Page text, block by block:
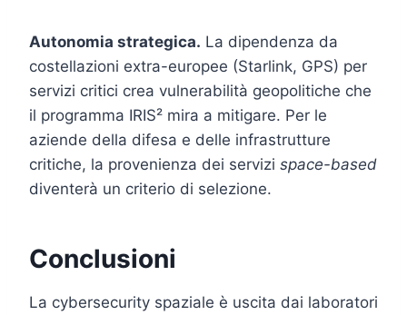
Autonomia strategica. La dipendenza da
costellazioni extra-europee (Starlink, GPS) per
servizi critici crea vulnerabilità geopolitiche che
il programma IRIS² mira a mitigare. Per le
aziende della difesa e delle infrastrutture
critiche, la provenienza dei servizi space-based
diventerà un criterio di selezione.
Conclusioni
La cybersecurity spaziale è uscita dai laboratori